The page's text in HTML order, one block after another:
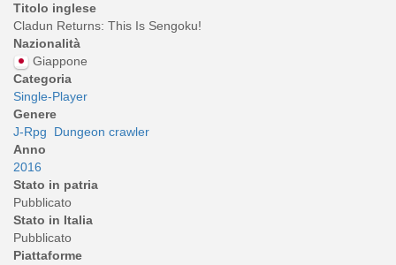
Titolo inglese
Cladun Returns: This Is Sengoku!
Nazionalità
Giappone
Categoria
Single-Player
Genere
J-Rpg
Dungeon crawler
Anno
2016
Stato in patria
Pubblicato
Stato in Italia
Pubblicato
Piattaforme